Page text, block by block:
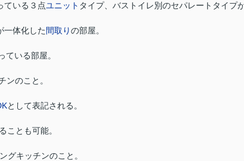
ている３点ユニット タイプ、バストイレ別のセパレートタイプ
一体化した間取りの部屋。
ている部屋。
ンのこと。
として表記される。
ことも可能。
グキッチンのこと。